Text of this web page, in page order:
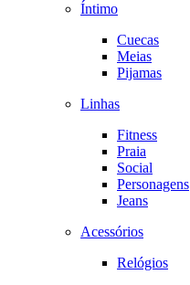
Íntimo
Cuecas
Meias
Pijamas
Linhas
Fitness
Praia
Social
Personagens
Jeans
Acessórios
Relógios